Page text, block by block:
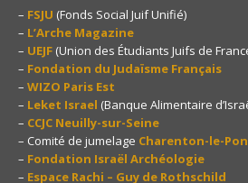
– FSJU (Fonds Social Juif Unifié)
– L’Arche Magazine
– UEJF (Union des Étudiants Juifs de
– Fondation du Judaïsme Français
– WIZO Paris Est
– Leket Israel (Banque Alimentaire
– CCJC Neuilly-sur-Seine
– Comité de jumelage Charenton-le-
– Fondation Israël Archéologie
– Espace Rachi – Guy de Rothschild